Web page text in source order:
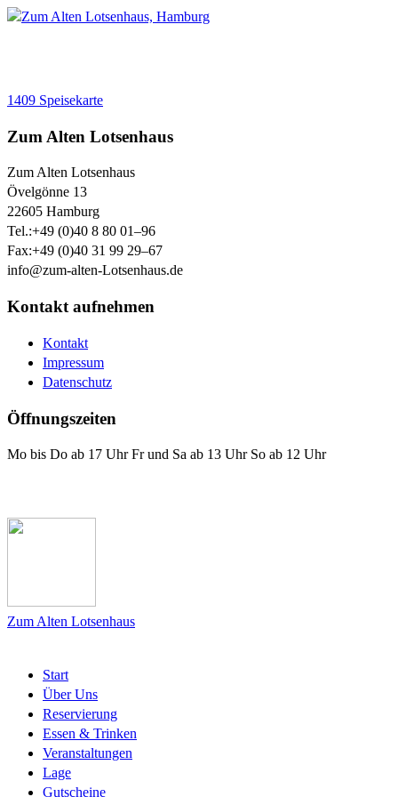
1409 Speisekarte
Zum Alten Lotsenhaus
Zum Alten Lotsenhaus
Övelgönne 13
22605 Hamburg
Tel.:+49 (0)40 8 80 01–96
Fax:+49 (0)40 31 99 29–67
info@zum-alten-Lotsenhaus.de
Kontakt aufnehmen
Kontakt
Impressum
Datenschutz
Öffnungszeiten
Mo bis Do ab 17 Uhr Fr und Sa ab 13 Uhr So ab 12 Uhr
Zum Alten Lotsenhaus
Start
Über Uns
Reservierung
Essen & Trinken
Veranstaltungen
Lage
Gutscheine